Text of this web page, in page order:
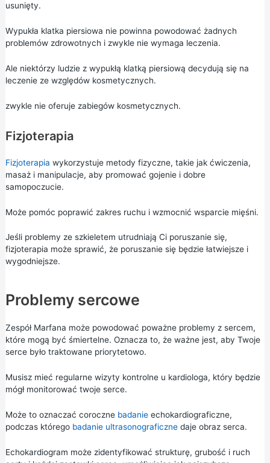
usunięty.
Wypukła klatka piersiowa nie powinna powodować żadnych
problemów zdrowotnych i zwykle nie wymaga leczenia.
Ale niektórzy ludzie z wypukłą klatką piersiową decydują się na
leczenie ze względów kosmetycznych.
zwykle nie oferuje zabiegów kosmetycznych.
Fizjoterapia
Fizjoterapia wykorzystuje metody fizyczne, takie jak ćwiczenia,
masaż i manipulacje, aby promować gojenie i dobre
samopoczucie.
Może pomóc poprawić zakres ruchu i wzmocnić wsparcie mięśni.
Jeśli problemy ze szkieletem utrudniają Ci poruszanie się,
fizjoterapia może sprawić, że poruszanie się będzie łatwiejsze i
wygodniejsze.
Problemy sercowe
Zespół Marfana może powodować poważne problemy z sercem,
które mogą być śmiertelne. Oznacza to, że ważne jest, aby Twoje
serce było traktowane priorytetowo.
Musisz mieć regularne wizyty kontrolne u kardiologa, który będzie
mógł monitorować twoje serce.
Może to oznaczać coroczne badanieechokardiograficzne,
podczas którego badanie ultrasonograficznedaje obraz serca.
Echokardiogram może zidentyfikować strukturę, grubość i ruch